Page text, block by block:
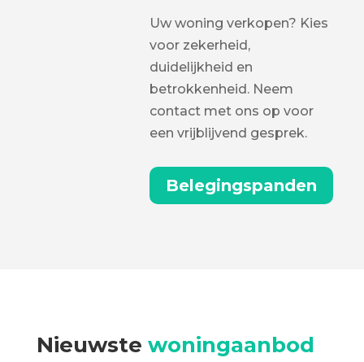
Uw woning verkopen? Kies
voor zekerheid,
duidelijkheid en
betrokkenheid. Neem
contact met ons op voor
een vrijblijvend gesprek.
Belegingspanden
Nieuwste woningaanbod